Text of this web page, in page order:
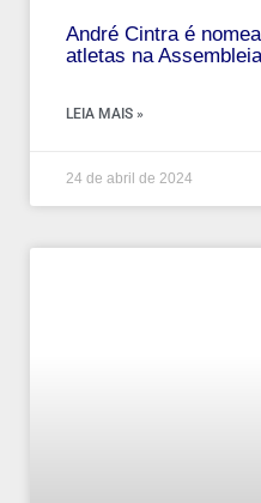
André‌ ‌Cintra‌ ‌é‌
‌atletas‌ ‌na‌
LEIA MAIS »
24 de abril de 2024